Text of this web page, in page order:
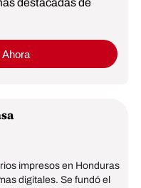
destacadas de
impresos en Honduras
digitales. Se fundó el